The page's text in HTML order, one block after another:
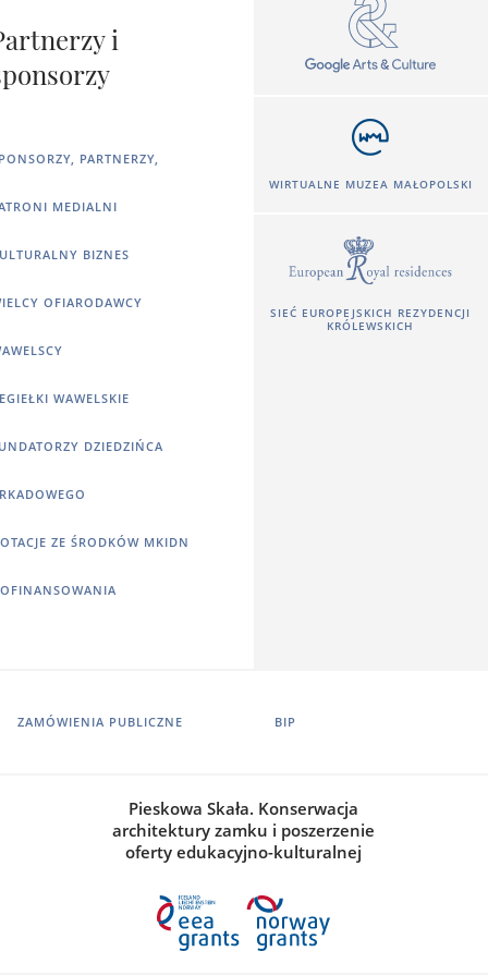
i
PARTNERZY,
MEDIALNI
BIZNES
OFIARODAWCY
WAWELSKIE
DZIEDZIŃCA
ZE ŚRODKÓW MKIDN
WIRTUALNE MUZEA MAŁOPOLSKI
SIEĆ EUROPEJSKICH REZYDENCJI
KRÓLEWSKICH
ZAMÓWIENIA PUBLICZNE BIP
Pieskowa Skała. Konserwacja
architektury zamku i poszerzenie
oferty edukacyjno-kulturalnej